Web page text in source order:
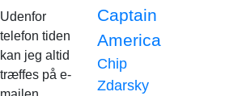
Udenfor
telefon tiden
kan jeg altid
træffes på e-
Captain
America
Chip
Zdarsky